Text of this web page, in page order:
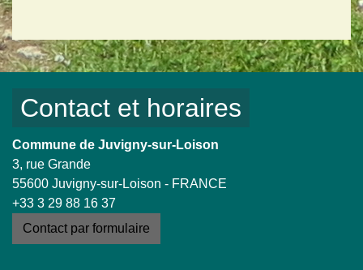
Contact et horaires
Commune de Juvigny-sur-Loison
3, rue Grande
55600 Juvigny-sur-Loison - FRANCE
+33 3 29 88 16 37
Contact par formulaire